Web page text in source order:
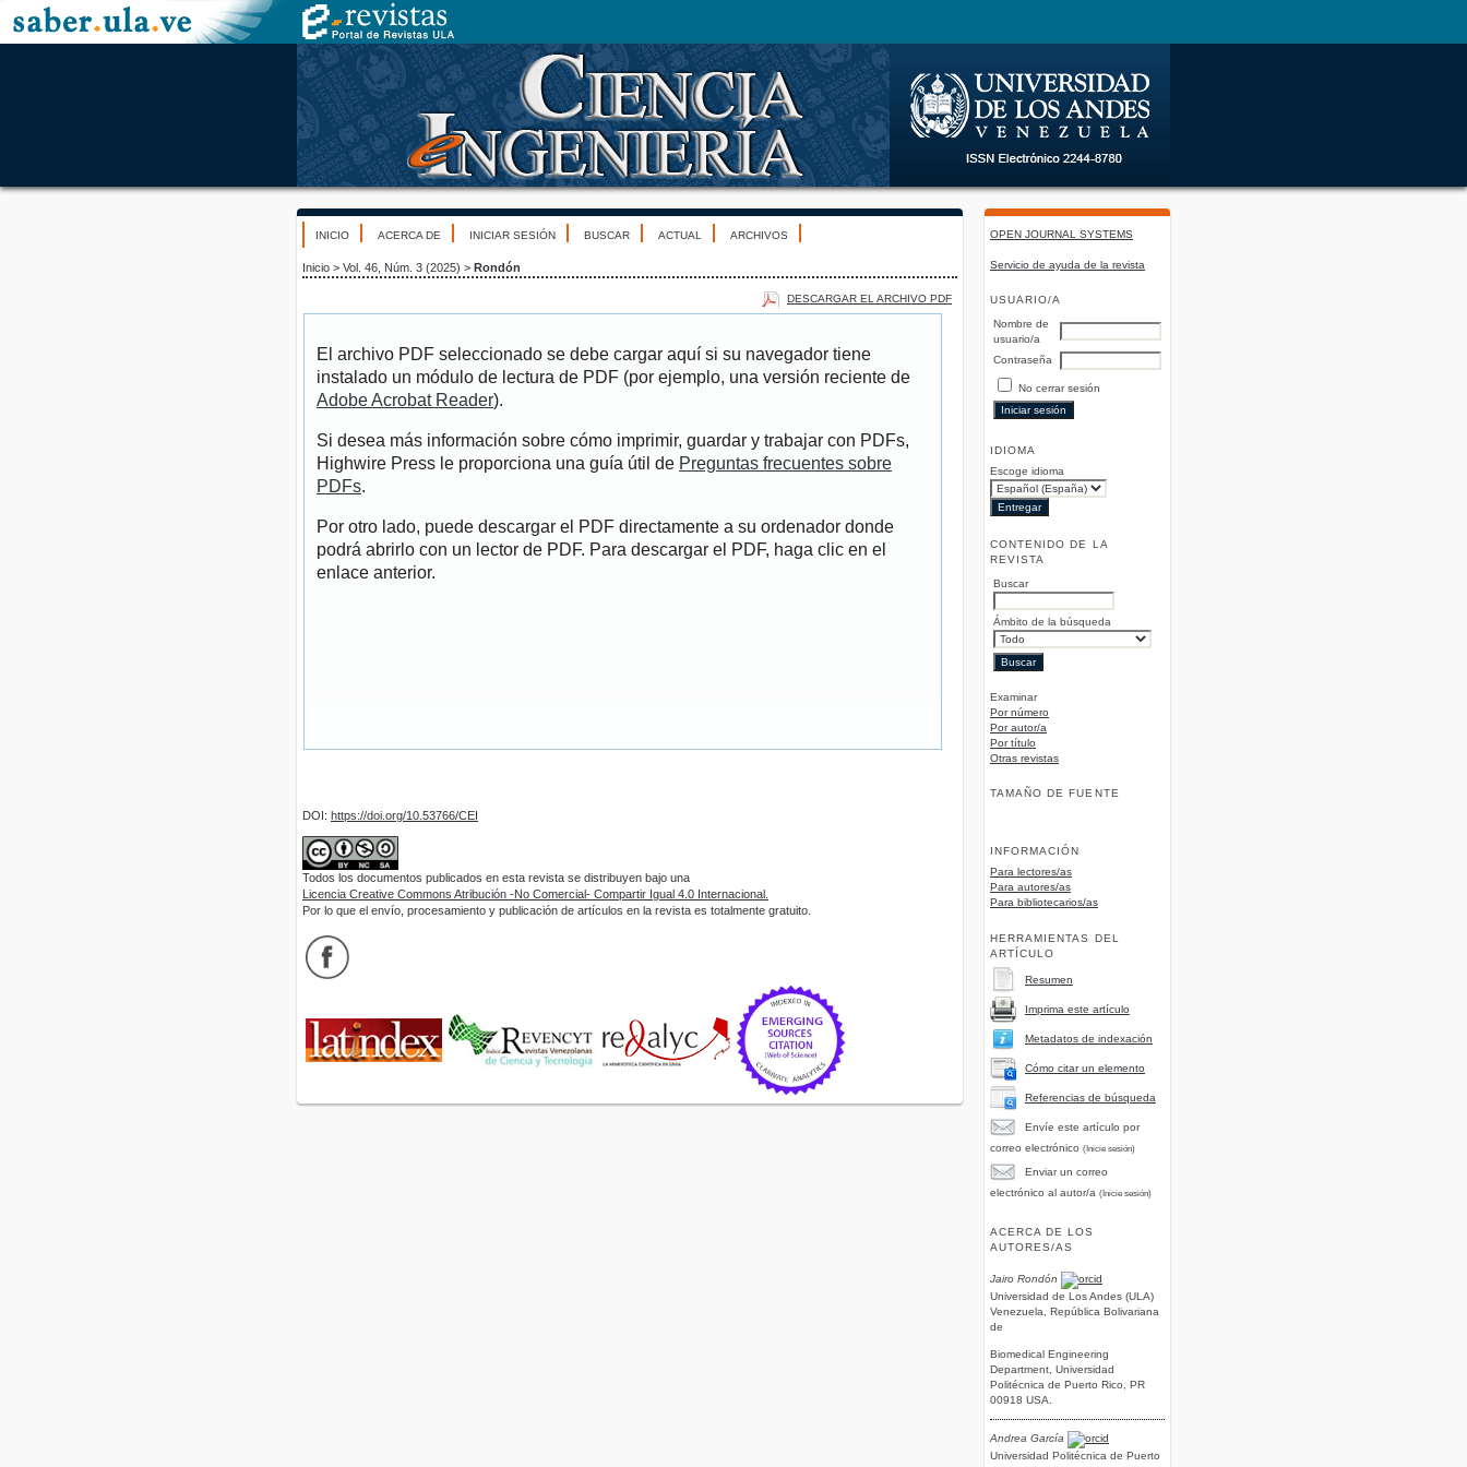
OPEN JOURNAL SYSTEMS
Servicio de ayuda de la revista
USUARIO/A
Nombre de
usuario/a
Contraseña
No cerrar sesión
IDIOMA
Escoge idioma
CONTENIDO DE LA
REVISTA
Buscar
Ámbito de la búsqueda
Examinar
Por número
Por autor/a
Por título
Otras revistas
TAMAÑO DE FUENTE
INFORMACIÓN
Para lectores/as
Para autores/as
Para bibliotecarios/as
HERRAMIENTAS DEL
ARTÍCULO
Resumen
Imprima este artículo
Metadatos de indexación
Cómo citar un elemento
Referencias de búsqueda
Envíe este artículo por
correo electrónico (Inicie sesión)
Enviar un correo
electrónico al autor/a (Inicie sesión)
ACERCA DE LOS
AUTORES/AS
Jairo Rondón
Universidad de Los Andes (ULA)
Venezuela, República Bolivariana
de
Biomedical Engineering
Department, Universidad
Politécnica de Puerto Rico, PR
00918 USA.
Andrea García
Universidad Politécnica de Puerto
INICIO ACERCA DE INICIAR SESIÓN BUSCAR ACTUAL ARCHIVOS
Inicio > Vol. 46, Núm. 3 (2025) > Rondón
DESCARGAR EL ARCHIVO PDF
El archivo PDF seleccionado se debe cargar aquí si su navegador tiene
instalado un módulo de lectura de PDF (por ejemplo, una versión reciente de
Adobe Acrobat Reader).
Si desea más información sobre cómo imprimir, guardar y trabajar con PDFs,
Highwire Press le proporciona una guía útil de Preguntas frecuentes sobre
PDFs.
Por otro lado, puede descargar el PDF directamente a su ordenador donde
podrá abrirlo con un lector de PDF. Para descargar el PDF, haga clic en el
enlace anterior.
DOI: https://doi.org/10.53766/CEI
Todos los documentos publicados en esta revista se distribuyen bajo una
Licencia Creative Commons Atribución -No Comercial- Compartir Igual 4.0 Internacional.
Por lo que el envío, procesamiento y publicación de artículos en la revista es totalmente gratuito.